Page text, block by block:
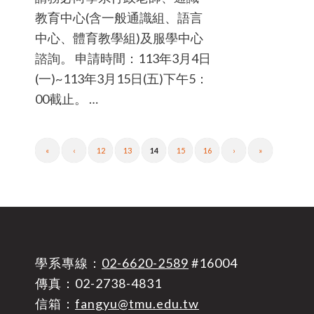
教育中心(含一般通識組、語言
中心、體育教學組)及服學中心
諮詢。 申請時間：113年3月4日
(一)~113年3月15日(五)下午5：
00截止。 …
« ‹ 12 13 14 15 16 › »
學系專線： 02-6620-2589 #16004
傳真：02-2738-4831
信箱： fangyu@tmu.edu.tw